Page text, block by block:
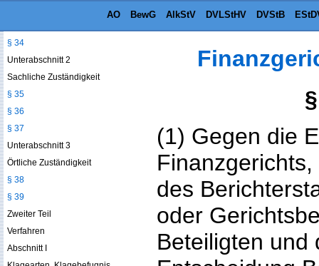
AO BewG AlkStV DVLStHV DVStB
(1) Gegen die
des
oder
Beteiligten und
§ 34
Unterabschnitt 2
Sachliche Zuständigkeit
§ 35
§ 36
§ 37
Unterabschnitt 3
Örtliche Zuständigkeit
§ 38
§ 39
Zweiter Teil
Verfahren
Abschnitt I